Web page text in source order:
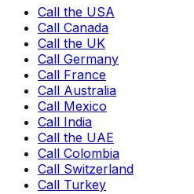
Call the USA
Call Canada
Call the UK
Call Germany
Call France
Call Australia
Call Mexico
Call India
Call the UAE
Call Colombia
Call Switzerland
Call Turkey